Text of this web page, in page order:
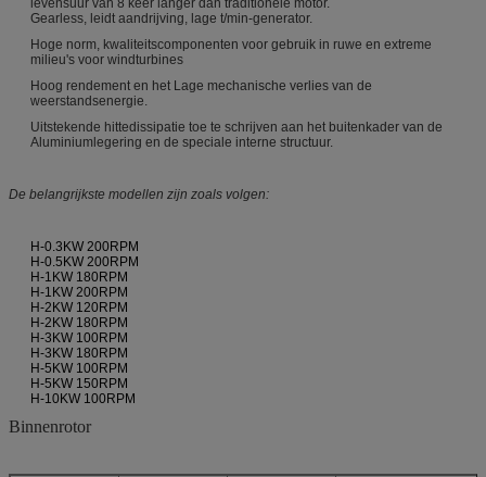
levensuur van 8 keer langer dan traditionele motor.
Gearless, leidt aandrijving, lage t/min-generator.
Hoge norm, kwaliteitscomponenten voor gebruik in ruwe en extreme
milieu's voor windturbines
Hoog rendement en het Lage mechanische verlies van de
weerstandsenergie.
Uitstekende hittedissipatie toe te schrijven aan het buitenkader van de
Aluminiumlegering en de speciale interne structuur.
De belangrijkste modellen zijn zoals volgen:
H-0.3KW 200RPM
H-0.5KW 200RPM
H-1KW 180RPM
H-1KW 200RPM
H-2KW 120RPM
H-2KW 180RPM
H-3KW 100RPM
H-3KW 180RPM
H-5KW 100RPM
H-5KW 150RPM
H-10KW 100RPM
Binnenrotor